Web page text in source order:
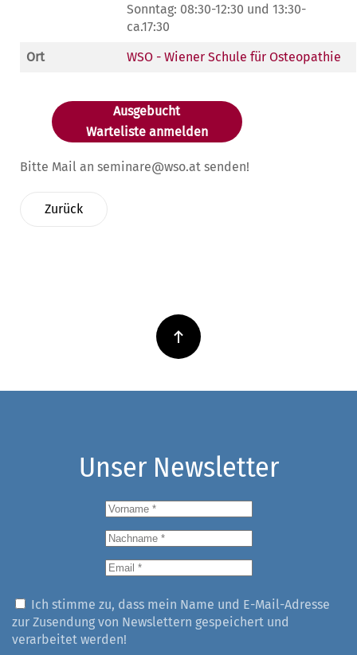
Sonntag: 08:30-12:30 und 13:30-
ca.17:30
Ort
WSO - Wiener Schule für Osteopathie
Ausgebucht
Warteliste anmelden
Bitte Mail an seminare@wso.at senden!
Zurück
Unser Newsletter
Ich stimme zu, dass mein Name und E-Mail-Adresse
zur Zusendung von Newslettern gespeichert und
verarbeitet werden!